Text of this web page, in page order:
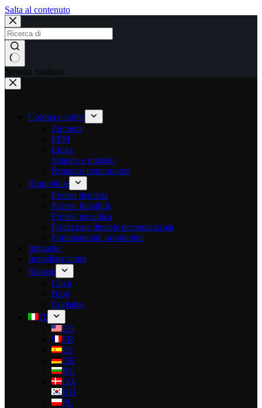
Salta al contenuto
Nessun risultato
Corona e ponte
Zirconia
PFM
Emax
Intarsio e intarsio
Restauro temporaneo
Rimovibile
Protesi dentaria
Protesi flessibile
Protesi metallica
Protezione dentale personalizzata
Portamateriali ortodontici
Impianto
Impiallacciatura
Risorse
Circa
Blog
Contatto
IT
EN
FR
ES
DE
BG
DA
KO
PL